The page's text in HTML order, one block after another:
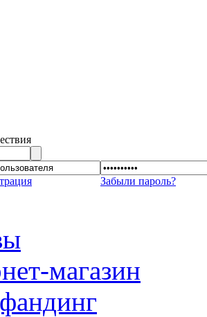
Забыли пароль?
магазин